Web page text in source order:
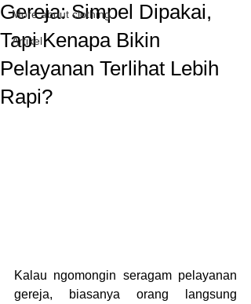
More about clothing
Artikel
Gereja: Simpel Dipakai,
Tapi Kenapa Bikin
Pelayanan Terlihat Lebih
Rapi?
Kalau ngomongin seragam pelayanan
gereja, biasanya orang langsung